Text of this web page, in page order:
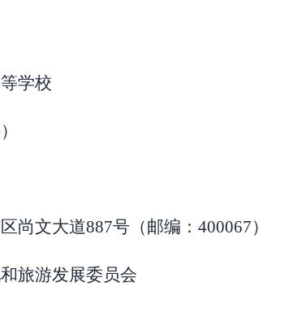
学校
尚文大道887号（邮编： 400067）
旅游发展委员会